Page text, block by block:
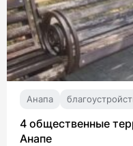
Анапа
4 общественные
Анапе